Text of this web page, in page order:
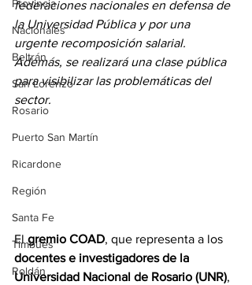
Provincia
Nacionales
Beltrán
San Lorenzo
Rosario
Puerto San Martín
Ricardone
Región
Santa Fe
Timbúes
Roldán
federaciones nacionales en defensa de
la Universidad Pública y por una
urgente recomposición salarial.
Además, se realizará una clase pública
para visibilizar las problemáticas del
sector.
El gremio COAD, que representa a los
docentes e investigadores de la
Universidad Nacional de Rosario (UNR),